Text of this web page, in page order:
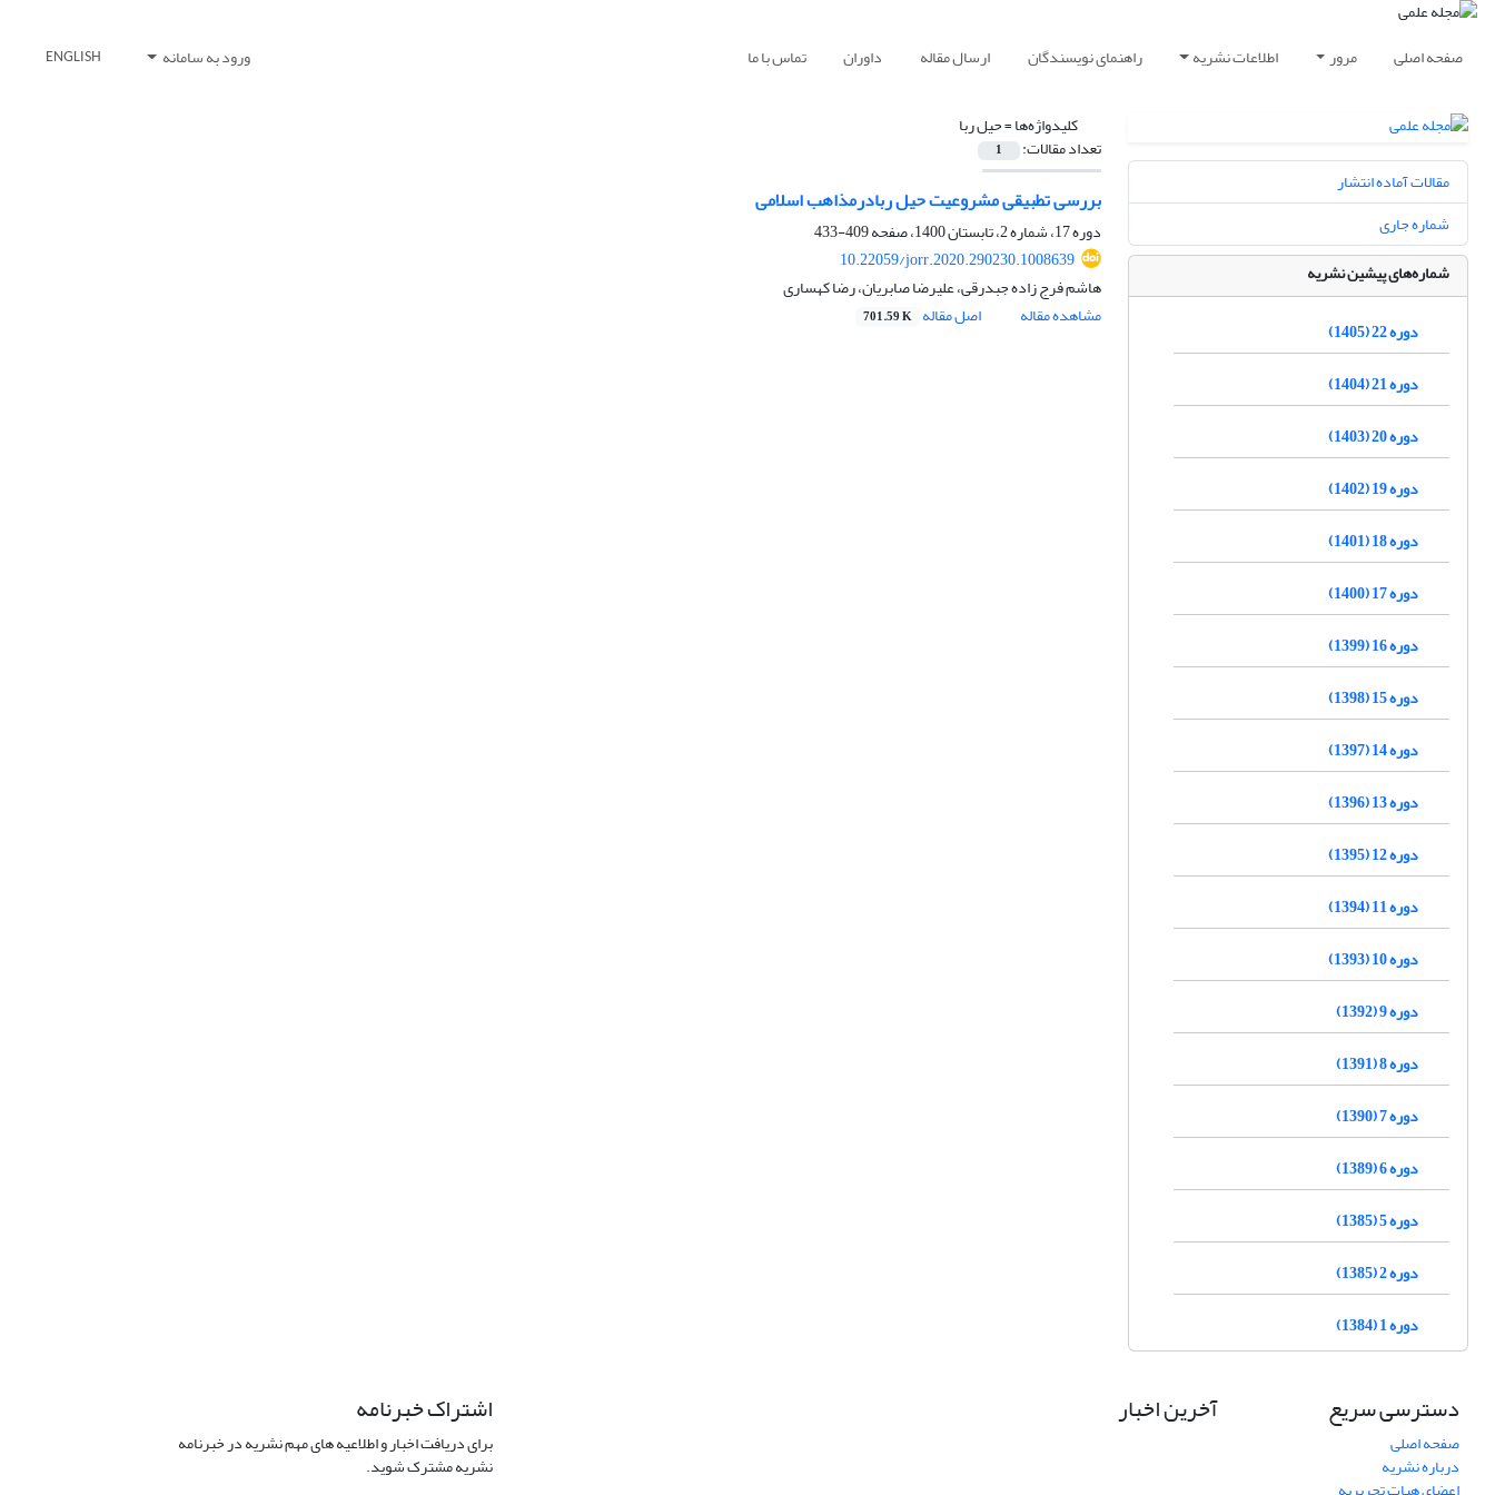
صفحه اصلی مرور اطلاعات نشریه راهنمای نویسندگان ارسال مقاله داوران تماس با ما ورود به سامانه ENGLISH
کلیدواژه‌ها =حیل ربا
تعداد مقالات: 1
بررسی تطبیقی مشروعیت حیل ربادرمذاهب اسلامی
دوره 17، شماره 2، تابستان 1400، صفحه
409-433
10.22059/jorr.2020.290230.1008639
هاشم فرج زاده جبدرقی، علیرضا صابریان، رضا کهساری
مشاهده مقاله
اصل مقاله 701.59 K
مقالات آماده انتشار
شماره جاری
شماره‌های پیشین نشریه
دوره 22 (1405)
دوره 21 (1404)
دوره 20 (1403)
دوره 19 (1402)
دوره 18 (1401)
دوره 17 (1400)
دوره 16 (1399)
دوره 15 (1398)
دوره 14 (1397)
دوره 13 (1396)
دوره 12 (1395)
دوره 11 (1394)
دوره 10 (1393)
دوره 9 (1392)
دوره 8 (1391)
دوره 7 (1390)
دوره 6 (1389)
دوره 5 (1385)
دوره 2 (1385)
دوره 1 (1384)
دسترسی سریع
صفحه اصلی
درباره نشریه
آخرین اخبار اشتراک خبرنامه
برای دریافت اخبار و اطلاعیه های مهم نشریه در خبرنامه
نشریه مشترک شوید.